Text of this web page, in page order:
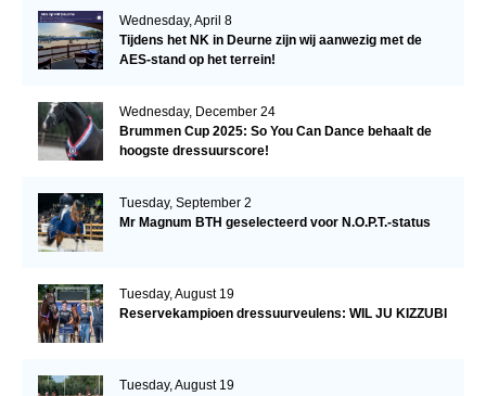
Wednesday, April 8
Tijdens het NK in Deurne zijn wij aanwezig met de
AES-stand op het terrein!
Wednesday, December 24
Brummen Cup 2025: So You Can Dance behaalt de
hoogste dressuurscore!
Tuesday, September 2
Mr Magnum BTH geselecteerd voor N.O.P.T.-status
Tuesday, August 19
Reservekampioen dressuurveulens: WIL JU KIZZUBI
Tuesday, August 19